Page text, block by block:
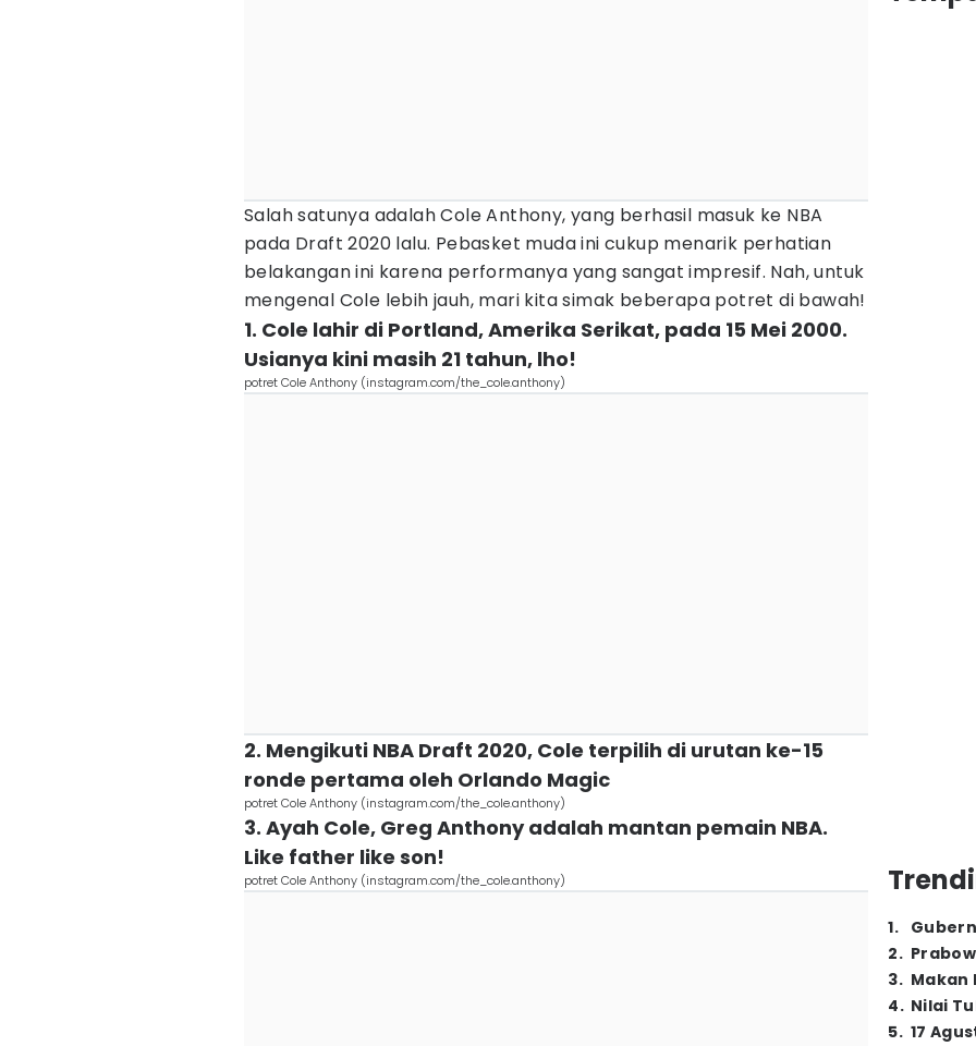
Salah satunya adalah Cole Anthony, yang berhasil masuk ke NBA
pada Draft 2020 lalu. Pebasket muda ini cukup menarik perhatian
belakangan ini karena performanya yang sangat impresif. Nah, untuk
mengenal Cole lebih jauh, mari kita simak beberapa potret di bawah!
1. Cole lahir di Portland, Amerika Serikat, pada 15 Mei 2000.
Usianya kini masih 21 tahun, lho!
potret Cole Anthony (instagram.com/the_cole.anthony)
2. Mengikuti NBA Draft 2020, Cole terpilih di urutan ke-15
ronde pertama oleh Orlando Magic
potret Cole Anthony (instagram.com/the_cole.anthony)
3. Ayah Cole, Greg Anthony adalah mantan pemain NBA.
Like father like son!
potret Cole Anthony (instagram.com/the_cole.anthony)
1.
2.
3. Makan
4. Nilai
5. 17